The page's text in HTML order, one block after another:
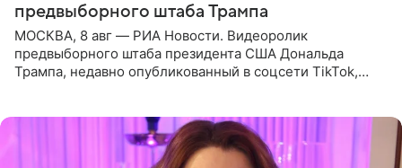
предвыборного штаба Трампа
МОСКВА, 8 авг — РИА Новости. Видеоролик
предвыборного штаба президента США Дональда
Трампа, недавно опубликованный в соцсети TikTok,